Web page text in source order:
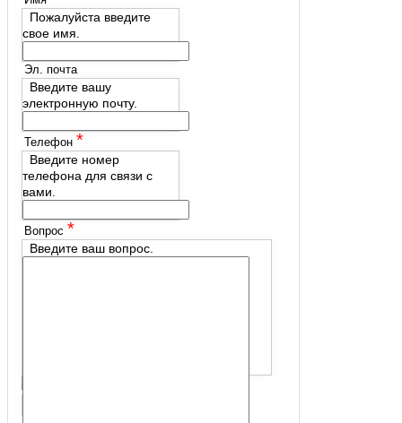
Пожалуйста введите
свое имя.
Эл. почта
Введите вашу
электронную почту.
Телефон *
Введите номер
телефона для связи с
вами.
Вопрос *
Введите ваш вопрос.